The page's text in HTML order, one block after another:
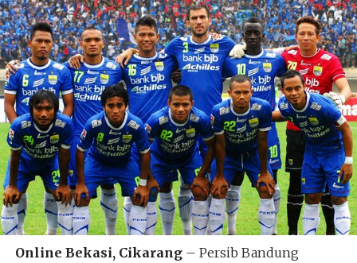
Online Bekasi, Cikarang– Persib Bandung